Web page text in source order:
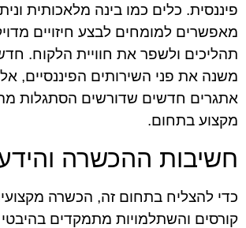
פיננסית. כלים כמו בינה מלאכותית
מאפשרים למומחים לבצע חיזויים
תהליכים ולשפר את חוויית הלקוח.
משנה את פני השירותים הפיננסיים,
אתגרים חדשים שדורשים הסתגלות
מקצוע בתחום.
חשיבות ההכשרה
כדי להצליח בתחום זה, הכשרה
קורסים והשתלמויות מתמקדים